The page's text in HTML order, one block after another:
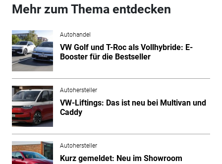
Mehr zum Thema entdecken
Autohandel
VW Golf und T-Roc als Vollhybride: E-
Booster für die Bestseller
Autohersteller
VW-Liftings: Das ist neu bei Multivan und
Caddy
Autohersteller
Kurz gemeldet: Neu im Showroom